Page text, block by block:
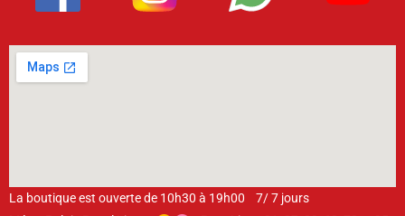
La boutique est ouverte de 10h30 à 19h00 7/ 7 jours